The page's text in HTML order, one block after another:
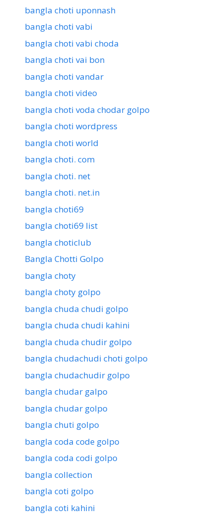
bangla choti uponnash
bangla choti vabi
bangla choti vabi choda
bangla choti vai bon
bangla choti vandar
bangla choti video
bangla choti voda chodar golpo
bangla choti wordpress
bangla choti world
bangla choti. com
bangla choti. net
bangla choti. net.in
bangla choti69
bangla choti69 list
bangla choticlub
Bangla Chotti Golpo
bangla choty
bangla choty golpo
bangla chuda chudi golpo
bangla chuda chudi kahini
bangla chuda chudir golpo
bangla chudachudi choti golpo
bangla chudachudir golpo
bangla chudar galpo
bangla chudar golpo
bangla chuti golpo
bangla coda code golpo
bangla coda codi golpo
bangla collection
bangla coti golpo
bangla coti kahini